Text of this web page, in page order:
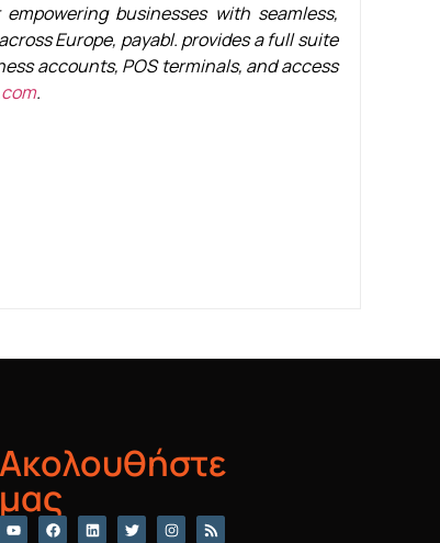
businesses with seamless,
Europe, payabl. provides a full suite
accounts, POS terminals, and access
.
Ακολουθήστε
μας